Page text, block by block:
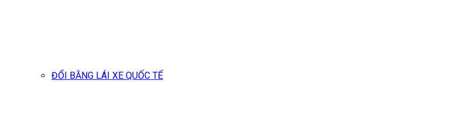
ĐỔI BẰNG LÁI XE QUỐC TẾ